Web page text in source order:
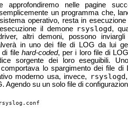
approfondiremo nelle pagine
un programma che,
operativo, resta in
il demone rsyslogd,
altri demoni, possono
in uno dei file di LOG da lui
di file hard-coded, per i loro file di
sorgente dei loro eseguibili.
lo spargimento dei file
moderno usa, invece,
rsyslogd
Agendo su un solo file di